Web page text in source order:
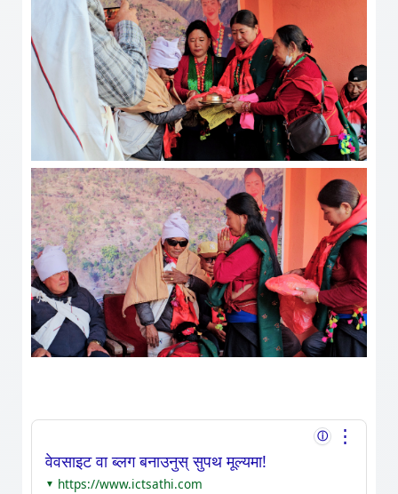
ⓘ ⋮
वेवसाइट वा ब्लग बनाउनुस् सुपथ मूल्यमा!
▼ https://www.ictsathi.com